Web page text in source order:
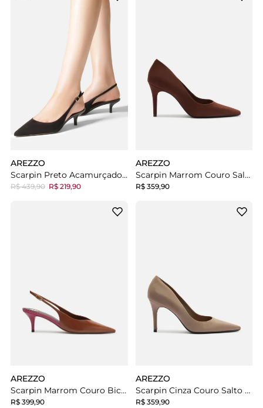
AREZZO
Scarpin Preto Acamurçado Salto Fino Slingback
R$ 439,90 R$ 219,90
AREZZO
Scarpin Marrom Couro Salto Médio Fino Metalizado
R$ 359,90
AREZZO
Scarpin Marrom Couro Bico Fino
R$ 399,90
AREZZO
Scarpin Cinza Couro Salto Médio Fino Metalizado
R$ 359,90